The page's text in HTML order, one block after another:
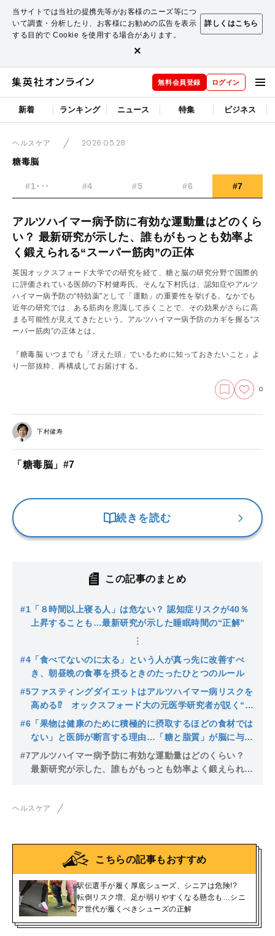
当サイトでは当社の提携先等がお客様のニーズ等につ
いて調査・分析したり、お客様にお勧めの広告を表示
する目的で Cookie を使用する場合があります。
詳しくはこちら
×
無料会員登録 ログイン
新着 ランキング ニュース 特集 ビジネス
ヘルスケア
2026.05.28
糖毒脳
#1･･･ #4 #5 #6 #7
アルツハイマー病予防に有効な運動量はどのくら
い？ 最新研究が示した、誰もがもっとも効率よ
く鍛えられる“スーパー筋肉”の正体
英国オックスフォード大学での研究を経て、糖と脳の研究分野で国際的
に評価されている医師の下村健寿氏。そんな下村氏は、認知症やアルツ
ハイマー病予防の“特効薬”として「運動」の重要性を挙げる。なかでも
近年の研究では、ある筋肉を意識して歩くことで、その効果がさらに高
まる可能性が見えてきたという。アルツハイマー病予防のカギを握る“ス
ーパー筋肉”の正体とは。
『糖毒脳 いつまでも「冴えた頭」でいるために知っておきたいこと』よ
り一部抜粋、再構成してお届けする。
0
下村健寿
「糖毒脳」#7
続きを読む
この記事のまとめ
#1 「８時間以上寝る人」は危ない？ 認知症リスクが40％
上昇することも…最新研究が示した睡眠時間の“正解”
#4 「食べてないのに太る」という人が真っ先に改善すべ
き、朝昼晩の食事を摂るときのたったひとつのルール
#5ファスティングダイエットはアルツハイマー病リスクを
高める⁉︎ オックスフォード大の元医学研究者が説く“脳
を守る“シンプルな食べ方
#6 「果物は健康のために積極的に摂取するほどの食材では
ない」と医師が断言する理由…「糖と脂質」が脳に与え
る意外な影響
#7アルツハイマー病予防に有効な運動量はどのくらい？
最新研究が示した、誰もがもっとも効率よく鍛えられ
ヘルスケア
こちらの記事もおすすめ
駅伝選手が履く厚底シューズ、シニアは危険!?
転倒リスク増、足が弱りやすくなる懸念も…シニ
ア世代が履くべきシューズの正解